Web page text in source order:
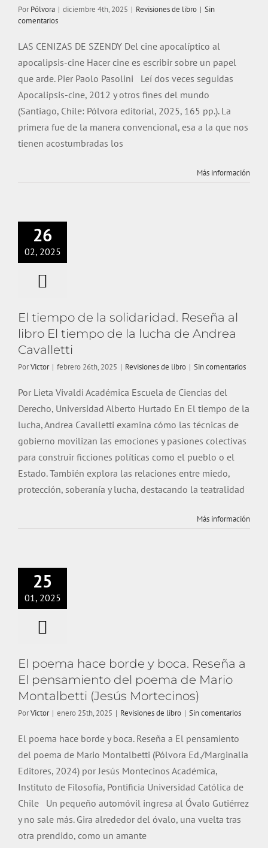
PorPólvora | diciembre 4th, 2025 | Revisiones de libro | Sin
comentarios
LAS CENIZAS DE SZENDY Del cine apocalíptico al
apocalipsis-cine Hacer cine es escribir sobre un papel
que arde. Pier Paolo Pasolini Leí dos veces seguidas
Apocalipsis-cine, 2012 y otros fines del mundo
(Santiago, Chile: Pólvora editorial, 2025, 165 pp.). La
primera fue de la manera convencional, esa a la que nos
tienen acostumbradas los
Más información
26
02, 2025
El tiempo de la solidaridad. Reseña al
libro El tiempo de la lucha de Andrea
Cavalletti
PorVictor | febrero 26th, 2025 | Revisiones de libro | Sin comentarios
Por Lieta Vivaldi Académica Escuela de Ciencias del
Derecho, Universidad Alberto Hurtado En El tiempo de la
lucha, Andrea Cavalletti examina cómo las técnicas de
gobierno movilizan las emociones y pasiones colectivas
para construir ficciones políticas como el pueblo o el
Estado. También explora las relaciones entre miedo,
protección, soberanía y lucha, destacando la teatralidad
Más información
25
01, 2025
Revisiones de libro
El poema hace borde y boca. Reseña a
El pensamiento del poema de Mario
Montalbetti (Jesús Mortecinos)
PorVictor | enero 25th, 2025 | Revisiones de libro | Sin comentarios
El poema hace borde y boca. Reseña a El pensamiento
del poema de Mario Montalbetti (Pólvora Ed./Marginalia
Editores, 2024) por Jesús Montecinos Académica,
Instituto de Filosofía, Pontificia Universidad Católica de
Chile Un pequeño automóvil ingresa al Óvalo Gutiérrez
y no sale más. Gira alrededor del óvalo, una vuelta tras
otra prendido, como un amante